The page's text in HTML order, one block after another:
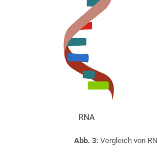
Abb. 3: Vergleich von